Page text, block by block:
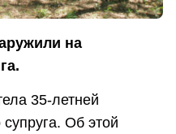
на
35-летней
Об этой